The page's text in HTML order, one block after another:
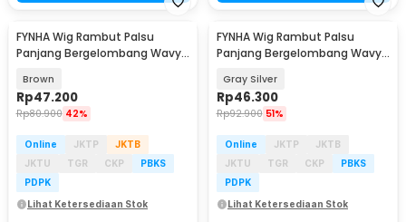
FYNHA Wig Rambut Palsu
Panjang Bergelombang Wavy
Brown
Rp47.200
Rp80.900 42%
Online JKTP
JKTB
JKTU
TGR CKP
PBKS
PDPK
Lihat Ketersediaan Stok
FYNHA Wig Rambut Palsu
Panjang Bergelombang Wavy
Gray Silver
Rp46.300
Rp92.900 51%
Online JKTP
JKTB
JKTU
TGR CKP
PBKS
PDPK
Lihat Ketersediaan Stok